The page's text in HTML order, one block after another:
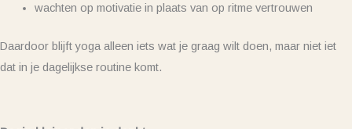
wachten op motivatie in plaats van op ritme vertrouwen
Daardoor blijft yoga alleen iets wat je graag wilt doen, maar niet iet
dat in je dagelijkse routine komt.